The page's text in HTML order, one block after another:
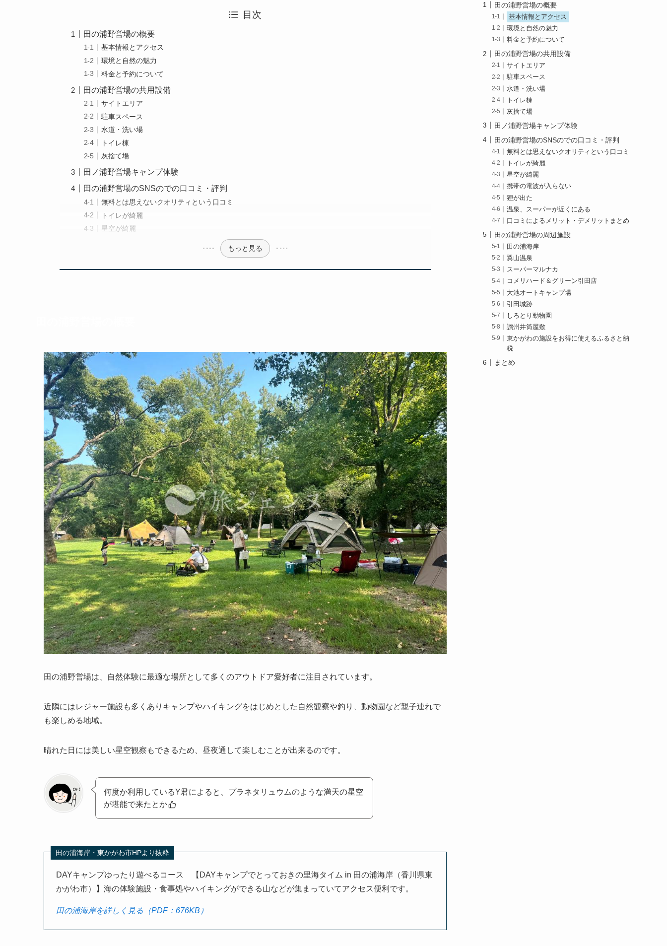
目次
田の浦野営場の概要
基本情報とアクセス
環境と自然の魅力
料金と予約について
田の浦野営場の共用設備
サイトエリア
駐車スペース
水道・洗い場
トイレ棟
灰捨て場
田ノ浦野営場キャンプ体験
田の浦野営場のSNSのでの口コミ・評判
無料とは思えないクオリティという口コミ
トイレが綺麗
星空が綺麗
もっと見る
田の浦野営場は、自然体験に最適な場所として多くのアウトドア愛好者に注目されています。
近隣にはレジャー施設も多くありキャンプやハイキングをはじめとした自然観察や釣り、動物園など親子連れで
も楽しめる地域。
晴れた日には美しい星空観察もできるため、昼夜通して楽しむことが出来るのです。
何度か利用しているY君によると、プラネタリュウムのような満天の星空
が堪能で来たとか
田の浦海岸・東かがわ市HPより抜粋
DAYキャンプゆったり遊べるコース 【DAYキャンプでとっておきの里海タイム in 田の浦海岸（香川県東
かがわ市）】海の体験施設・食事処やハイキングができる山などが集まっていてアクセス便利です。
田の浦海岸を詳しく見る（PDF：676KB）
田の浦野営場の概要
基本情報とアクセス
環境と自然の魅力
料金と予約について
田の浦野営場の共用設備
サイトエリア
駐車スペース
水道・洗い場
トイレ棟
灰捨て場
田ノ浦野営場キャンプ体験
田の浦野営場のSNSのでの口コミ・評判
無料とは思えないクオリティという口コミ
トイレが綺麗
星空が綺麗
携帯の電波が入らない
狸が出た
温泉、スーパーが近くにある
口コミによるメリット・デメリットまとめ
田の浦野営場の周辺施設
田の浦海岸
翼山温泉
スーパーマルナカ
コメリハード＆グリーン引田店
大池オートキャンプ場
引田城跡
しろとり動物園
讃州井筒屋敷
東かがわの施設をお得に使えるふるさと納
税
まとめ